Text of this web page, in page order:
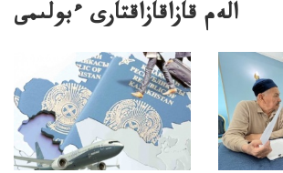
الەم قازاقازاقتارى ءبولىمى